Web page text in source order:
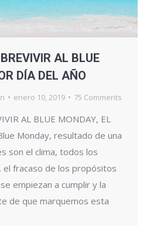
AL BLUE
DÍA DEL AÑO
enero 10, 2019 75 Comments
AL BLUE MONDAY, EL
Monday, resultado de una
son el clima, todos los
el fracaso de los propósitos
empiezan a cumplir y la
de que marquemos esta